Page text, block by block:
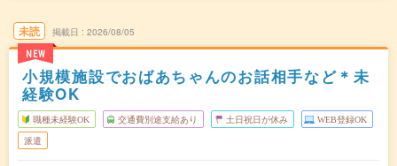
未読
NEW
掲載日 2026/08/05
小規模施設でおばあちゃんのお話相手など＊未
経験OK
職種未経験OK 交通費別途支給あり 土日祝日が休み WEB登録OK
派遣